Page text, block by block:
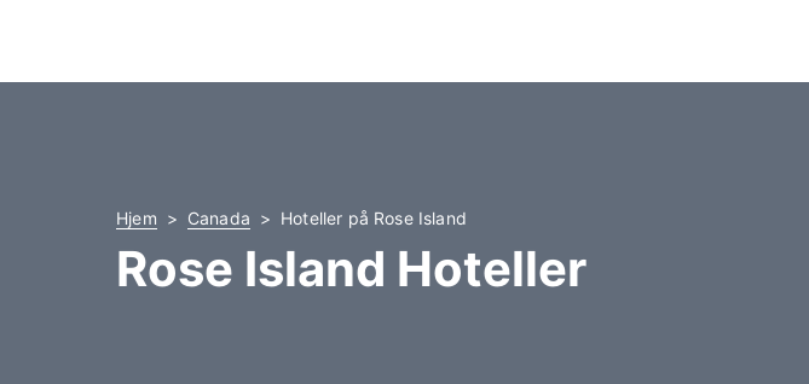
Hjem Canada Hoteller på Rose Island
Rose Island Hoteller